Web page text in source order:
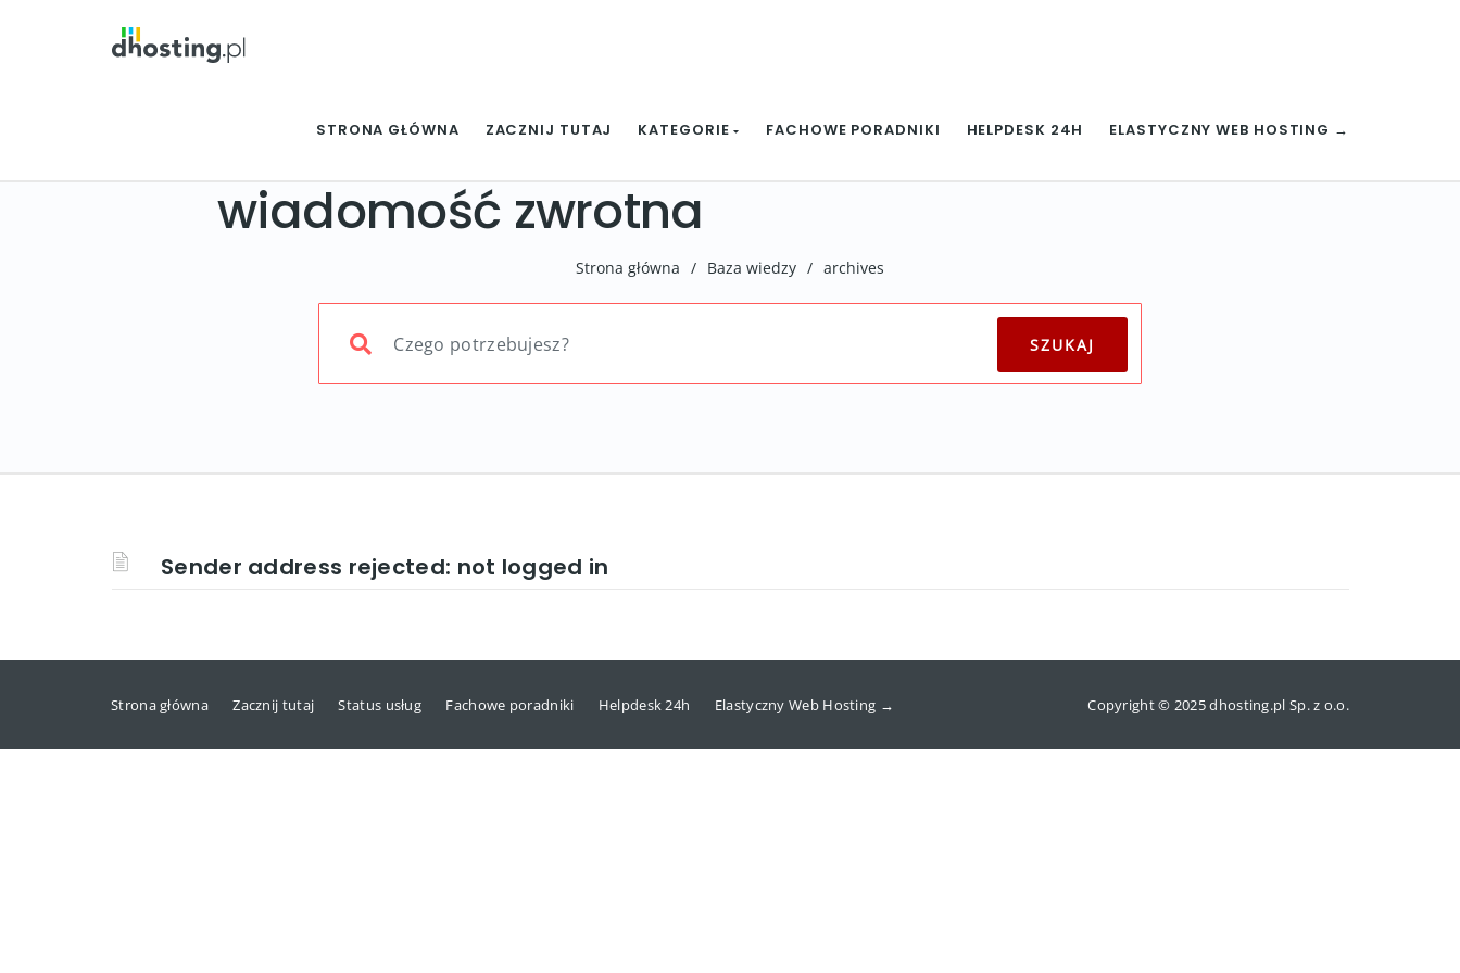
STRONA GŁÓWNA ZACZNIJ TUTAJ KATEGORIE FACHOWE PORADNIKI HELPDESK 24H ELASTYCZNY WEB HOSTING →
wiadomość zwrotna
Strona główna / Baza wiedzy / archives
Sender address rejected: not logged in
Strona główna Zacznij tutaj Status usług Fachowe poradniki Helpdesk 24h Elastyczny Web Hosting → Copyright © 2025 dhosting.pl Sp. z o.o.